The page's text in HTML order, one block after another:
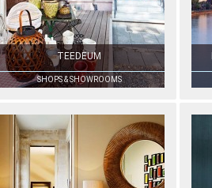
TEEDEUM
SHOPS & SHOWROOMS